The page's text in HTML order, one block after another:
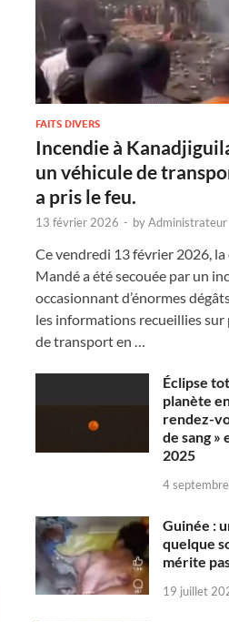
FAITS DIVERS
Incendie à
un véhicule de
a pris le feu.
13 février 2026 - byAdministrateur
Ce vendredi 13 février 2026,
Mandé a été secouée par un
occasionnant d’énormes
les informations recueillies sur
de transport en …
Éclipse
planète
rendez-
de sang »
2025
4
Guinée :
quelque
mérite
19 juillet